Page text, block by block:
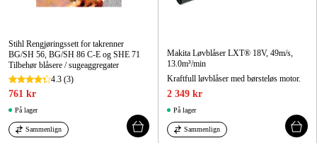
Stihl Rengjøringssett for takrenner
BG/SH 56, BG/SH 86 C-E og SHE 71
Tilbehør blåsere / sugeaggregater
4.3 (3)
761 kr
På lager
Sammenlign
Makita Løvblåser LXT® 18V, 49m/s,
13.0m³/min
Kraftfull løvblåser med børsteløs motor.
2 349 kr
På lager
Sammenlign